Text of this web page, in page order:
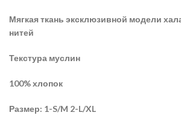
Мягкая ткань эксклюзивной модели
нитей
Текстура муслин
100% хлопок
Размер: 1-S/M 2-L/XL